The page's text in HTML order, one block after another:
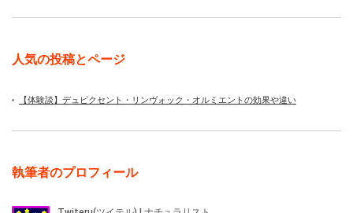
人気の投稿とページ
【体験談】デュピクセント・リンヴォック・オルミエントの効果や違い
執筆者のプロフィール